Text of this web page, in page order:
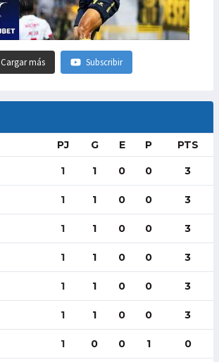
Cargar más Subscribir
PJ G E P PTS
1 1 0 0 3
1 1 0 0 3
1 1 0 0 3
1 1 0 0 3
1 1 0 0 3
1 1 0 0 3
1 0 0 1 0